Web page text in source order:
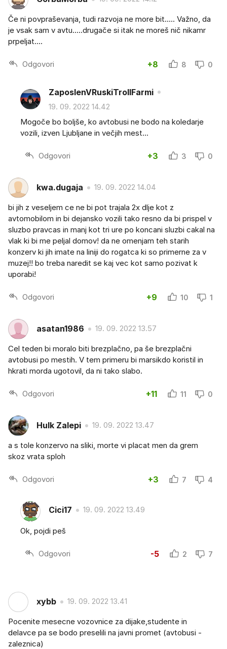
Če ni povpraševanja, tudi razvoja ne more bit..... Važno, da
je vsak sam v avtu.....drugače si itak ne moreš nič nikamr
prpeljat....
Odgovori +8 8 0
ZaposlenVRuskiTrollFarmi
19. 09. 2022 14.42
Mogoče bo boljše, ko avtobusi ne bodo na koledarje
vozili, izven Ljubljane in večjih mest...
Odgovori +3 3 0
kwa.dugaja 19. 09. 2022 14.04
bi jih z veseljem ce ne bi pot trajala 2x dlje kot z
avtomobilom in bi dejansko vozili tako resno da bi prispel v
sluzbo pravcas in manj kot tri ure po koncani sluzbi cakal na
vlak ki bi me peljal domov! da ne omenjam teh starih
konzerv ki jih imate na liniji do rogatca ki so primerne za v
muzej!! bo treba naredit se kaj vec kot samo pozivat k
uporabi!
Odgovori +9 10 1
asatan1986 19. 09. 2022 13.57
Cel teden bi moralo biti brezplačno, pa še brezplačni
avtobusi po mestih. V tem primeru bi marsikdo koristil in
hkrati morda ugotovil, da ni tako slabo.
Odgovori +11 11 0
Hulk Zalepi 19. 09. 2022 13.47
a s tole konzervo na sliki, morte vi placat men da grem
skoz vrata sploh
Odgovori +3 7 4
Cici17 19. 09. 2022 13.49
Ok, pojdi peš
Odgovori -5 2 7
xybb 19. 09. 2022 13.41
Pocenite mesecne vozovnice za dijake,studente in
delavce pa se bodo preselili na javni promet (avtobusi -
zaleznica)